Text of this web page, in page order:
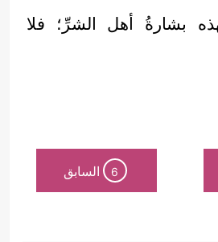
بشارةُ أهل الشرِّ؛ فلا
6 السابق